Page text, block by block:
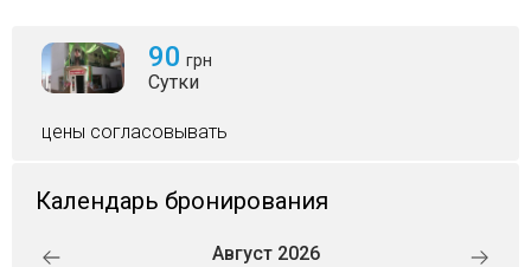
90 грн
Сутки
цены согласовывать
Календарь бронирования
Август 2026